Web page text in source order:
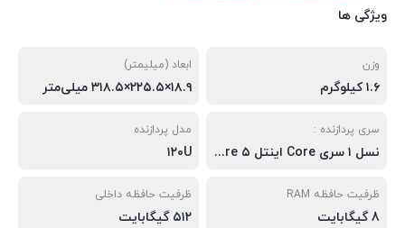
ویژگی ها
وزن
۱.۶ کیلوگرم
ابعاد (میلیمتر)
۱۸.۹×۲۲۵.۵×۳۱۸.۵ میلی‌متر
سری پردازنده :
نسل ۱ سری Core اینتل Core ۵
مدل پردازنده
۱۲۰U
ظرفیت حافظه RAM
8 گیگابایت
ظرفیت حافظه داخلی
۵۱۲ گیگابایت